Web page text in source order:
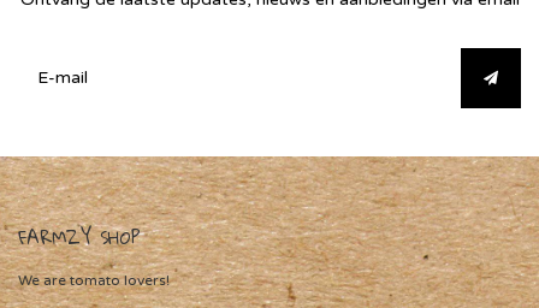
FARMZY SHOP
We are tomato lovers!